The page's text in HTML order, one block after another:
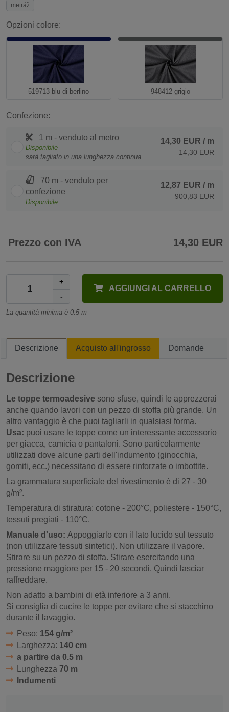
metráž
Opzioni colore:
519713 blu di berlino 948412 grigio
Confezione:
1 m - venduto al metro
Disponibile
sarà tagliato in una lunghezza continua
14,30 EUR / m
14,30 EUR
70 m - venduto per
confezione
Disponibile
12,87 EUR / m
900,83 EUR
Prezzo con IVA 14,30 EUR
+
-
AGGIUNGI AL CARRELLO
La quantità minima è 0.5 m
Descrizione Acquisto all'ingrosso Domande
Descrizione
Le toppe termoadesive sono sfuse, quindi le apprezzerai
anche quando lavori con un pezzo di stoffa più grande. Un
altro vantaggio è che puoi tagliarli in qualsiasi forma.
Usa: puoi usare le toppe come un interessante accessorio
per giacca, camicia o pantaloni. Sono particolarmente
utilizzati dove alcune parti dell'indumento (ginocchia,
gomiti, ecc.) necessitano di essere rinforzate o imbottite.
La grammatura superficiale del rivestimento è di 27 - 30
g/m².
Temperatura di stiratura: cotone - 200°C, poliestere - 150°C,
tessuti pregiati - 110°C.
Manuale d'uso: Appoggiarlo con il lato lucido sul tessuto
(non utilizzare tessuti sintetici). Non utilizzare il vapore.
Stirare su un pezzo di stoffa. Stirare esercitando una
pressione maggiore per 15 - 20 secondi. Quindi lasciar
raffreddare.
Non adatto a bambini di età inferiore a 3 anni.
Si consiglia di cucire le toppe per evitare che si stacchino
durante il lavaggio.
Peso: 154 g/m²
Larghezza: 140 cm
a partire da 0.5 m
Lunghezza 70 m
Indumenti